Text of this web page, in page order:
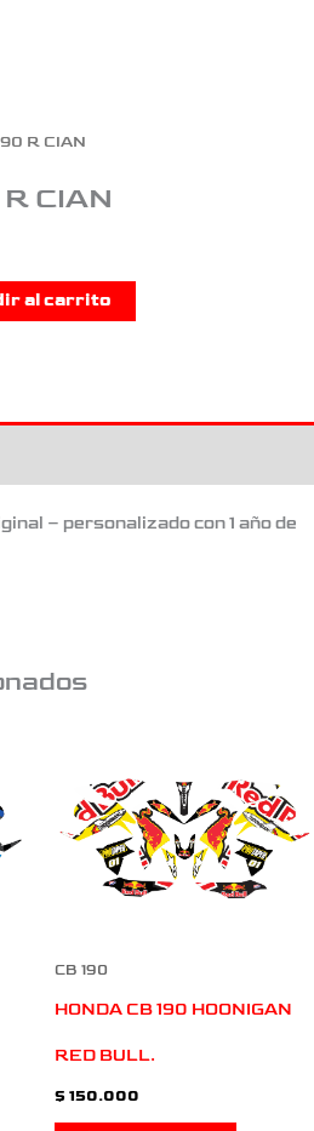
R CIAN
CIAN
al carrito
– personalizado con 1 año de
CB 190
HONDA CB 190 HOONIGAN
RED BULL.
$ 150.000